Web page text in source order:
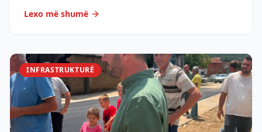
Lexo më shumë
INFRASTRUKTURË